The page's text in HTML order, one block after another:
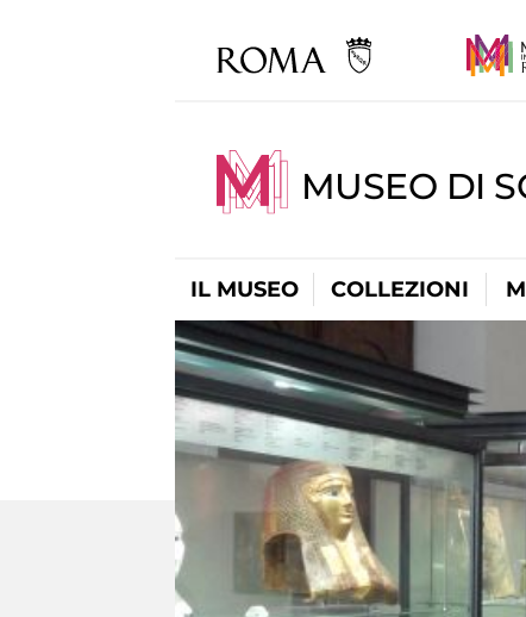
MUSEO DI
IL MUSEO COLLEZIONI